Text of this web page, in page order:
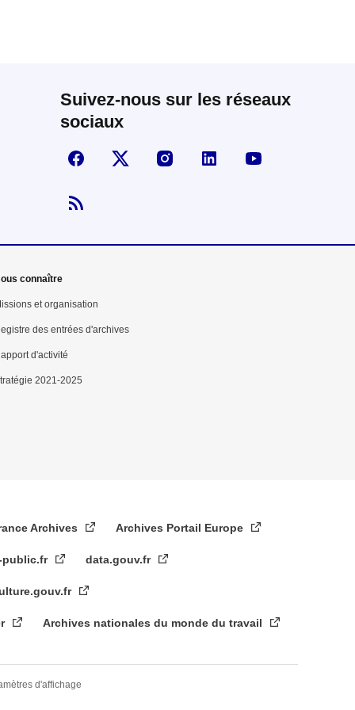
Suivez-nous sur les réseaux
sociaux
Suivez-nous sur Facebook
Visiter la page XVisiter la page Instagram
linkedin
connaître
et organisation
des entrées d'archives
d'activité
2021-2025
Archives Archives Portail Europe
public.fr data.gouv.fr
Archives nationales du monde du travail
d'affichage